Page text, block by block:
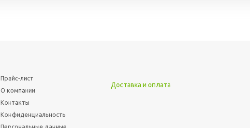
Прайс-лист
О компании
Контакты
Конфиденциальность
Персональные данные
Доставка и оплата